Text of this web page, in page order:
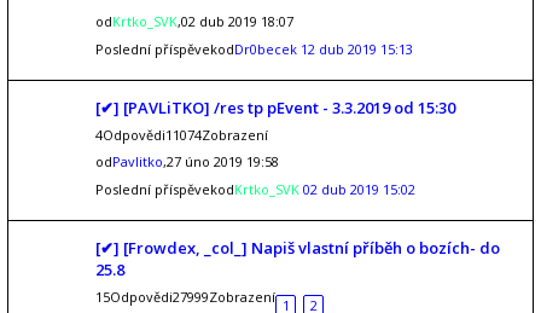
odKrtko_SVK,02 dub 2019 18:07
Poslední příspěvekodDr0becek 12 dub 2019 15:13
[✔] [PAVLiTKO] /res tp pEvent - 3.3.2019 od 15:30
4Odpovědi11074Zobrazení
odPavlitko,27 úno 2019 19:58
Poslední příspěvekodKrtko_SVK 02 dub 2019 15:02
[✔] [Frowdex, _col_] Napiš vlastní příběh o bozích- do
25.8
15Odpovědi27999Zobrazení 1
2